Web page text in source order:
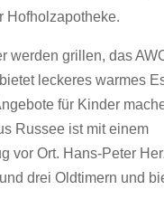
Hofholzapotheke.
werden grillen, das
leckeres warmes
für Kinder
Russee ist mit einem
vor Ort. Hans-Peter
drei Oldtimern und